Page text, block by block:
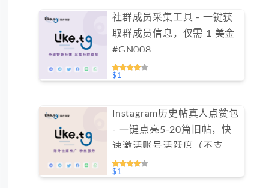
社群成员采集工具 - 一键获
取群成员信息，仅需 1 美金
#GN008
$1
Instagram历史帖真人点赞包
- 一键点亮5-20篇旧帖，快
速激活账号活跃度（不支持
免费测试）
$1